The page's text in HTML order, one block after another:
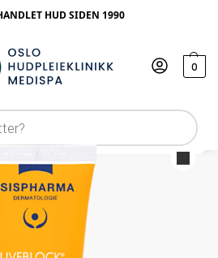
HUD SIDEN 1990
0
Isispharma Uveblock SPF50+ Dry Touch